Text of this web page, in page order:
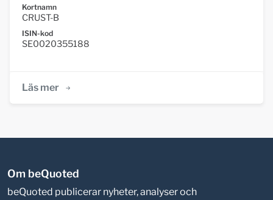
Kortnamn
CRUST-B
ISIN-kod
SE0020355188
Läs mer
Om beQuoted
beQuoted publicerar nyheter, analyser och